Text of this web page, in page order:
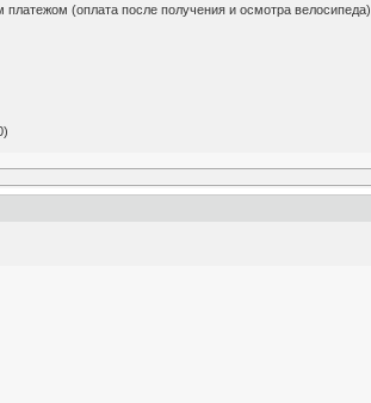
(оплата после получения и осмотра велосипеда)